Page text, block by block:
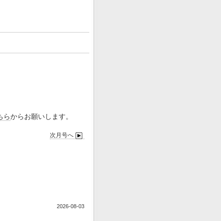
らからお願いします。
次月号へ
2026-08-03